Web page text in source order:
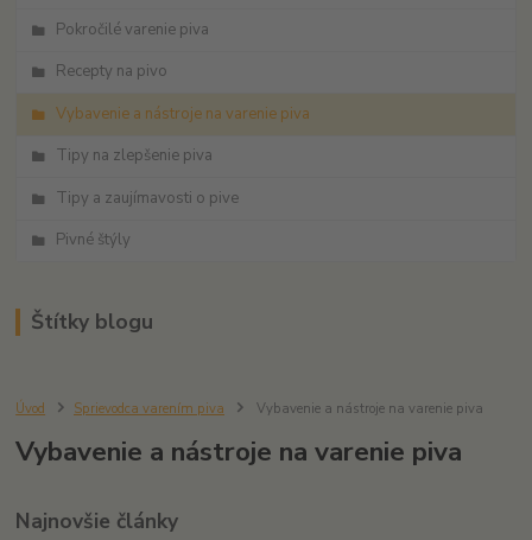
Pokročilé varenie piva
Recepty na pivo
Vybavenie a nástroje na varenie piva
Tipy na zlepšenie piva
Tipy a zaujímavosti o pive
Pivné štýly
Štítky blogu
Úvod Sprievodca varením piva Vybavenie a nástroje na varenie piva
Vybavenie a nástroje na varenie piva
Najnovšie články